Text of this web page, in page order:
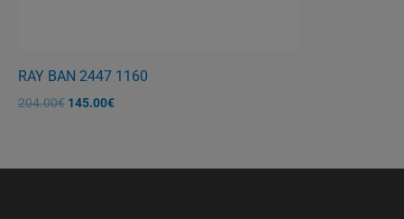
RAY BAN 2447 1160
204.00€ 145.00€